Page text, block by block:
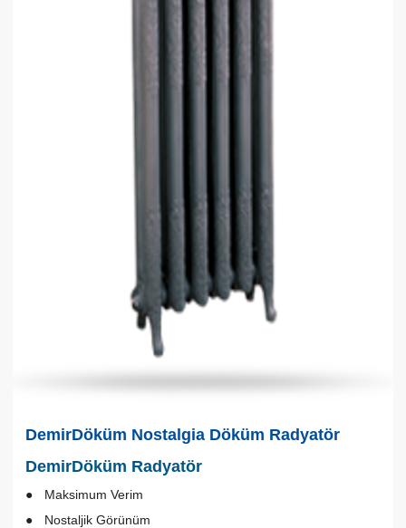
DemirDöküm Nostalgia Döküm Radyatör
DemirDöküm Radyatör
Maksimum Verim
Nostaljik Görünüm